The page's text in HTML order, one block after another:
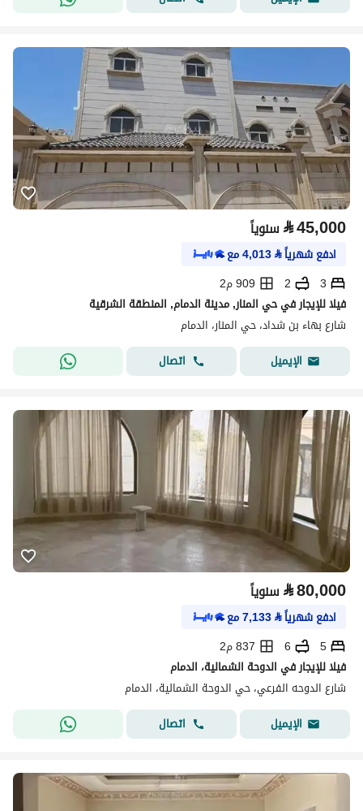
⃁45,000 سنوياً
ادفع شهرياً⃁
4,013مع
3
2
909 م2
فيلا للإيجار في حي المنار, مدينة الدمام, المنطقة الشرقية
شارع بهاء بن شداد، حي المنار، الدمام
الإيميل
اتصال
⃁80,000 سنوياً
ادفع شهرياً⃁
7,133مع
5
6
837 م2
فيلا للإيجار في الدوحة الشمالية، الدمام
شارع الدوحه الفرعي، حي الدوحة الشمالية، الدمام
الإيميل
اتصال